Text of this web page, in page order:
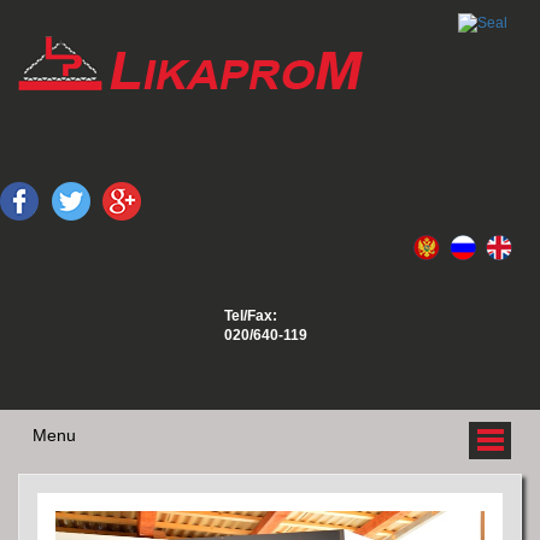
Tel/Fax:
020/640-119
Menu